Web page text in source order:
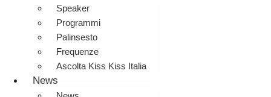
Speaker
Programmi
Palinsesto
Frequenze
Ascolta Kiss Kiss Italia
News